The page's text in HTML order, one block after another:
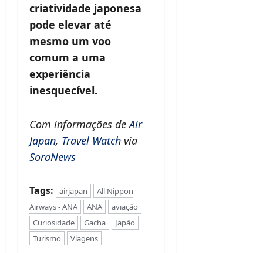
criatividade japonesa
pode elevar até
mesmo um voo
comum a uma
experiência
inesquecível.
Com informações deAir
Japan, Travel Watch via
SoraNews
Tags: airjapan
All Nippon
Airways - ANA
ANA
aviação
Curiosidade
Gacha
Japão
Turismo
Viagens